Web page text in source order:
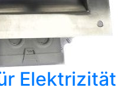
Elektrizität